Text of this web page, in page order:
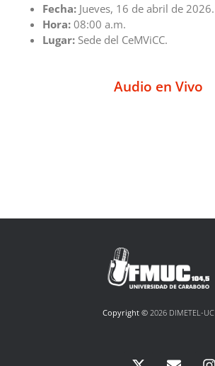
Fecha: Jueves, 16 de abril de 2026.
Hora: 08:00 a.m.
Lugar: Sede del CeMViCC.
Audio en Vivo
Copyright © 2026 DIMETEL-UC